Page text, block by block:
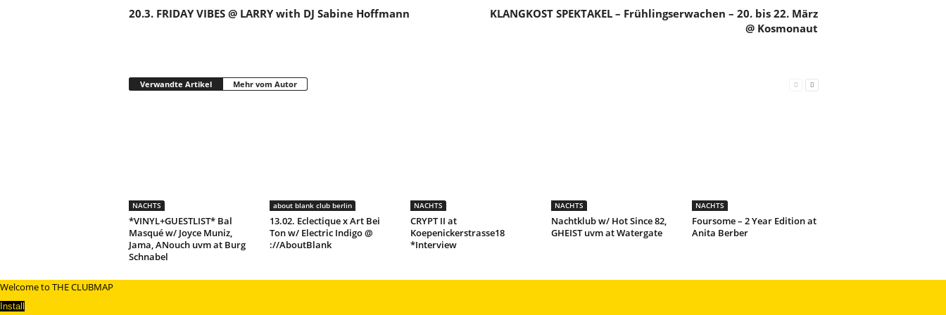
20.3. FRIDAY VIBES @ LARRY with DJ Sabine Hoffmann
KLANGKOST SPEKTAKEL – Frühlingserwachen – 20. bis 22. März
@ Kosmonaut
Verwandte Artikel Mehr vom Autor
NACHTS
*VINYL+GUESTLIST* Bal
Masqué w/ Joyce Muniz,
Jama, ANouch uvm at Burg
Schnabel
about blank club berlin
13.02. Eclectique x Art Bei
Ton w/ Electric Indigo @
://AboutBlank
NACHTS
CRYPT II at
Koepenickerstrasse18
*Interview
NACHTS
Nachtklub w/ Hot Since 82,
GHEIST uvm at Watergate
NACHTS
Foursome – 2 Year Edition at
Anita Berber
Welcome to THE CLUBMAP
Install